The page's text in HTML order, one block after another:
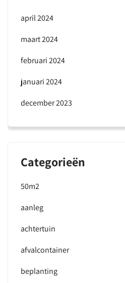
april 2024
maart 2024
februari 2024
januari 2024
december 2023
Categorieën
50m2
aanleg
achtertuin
afvalcontainer
beplanting